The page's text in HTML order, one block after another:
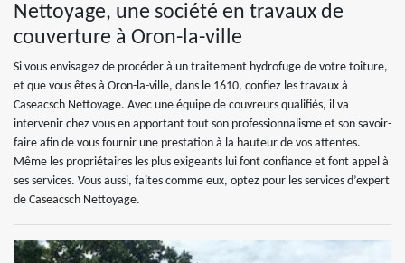
Nettoyage, une société en travaux de
couverture à Oron-la-ville
Si vous envisagez de procéder à un traitement hydrofuge de votre toiture,
et que vous êtes à Oron-la-ville, dans le 1610, confiez les travaux à
Caseacsch Nettoyage. Avec une équipe de couvreurs qualifiés, il va
intervenir chez vous en apportant tout son professionnalisme et son savoir-
faire afin de vous fournir une prestation à la hauteur de vos attentes.
Même les propriétaires les plus exigeants lui font confiance et font appel à
ses services. Vous aussi, faites comme eux, optez pour les services d’expert
de Caseacsch Nettoyage.